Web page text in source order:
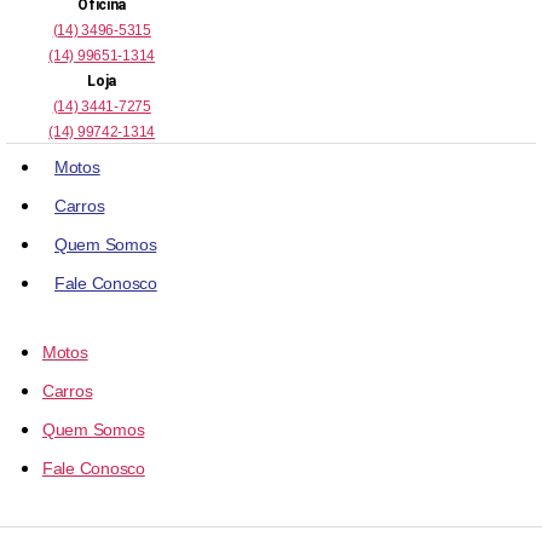
Oficina
(14) 3496-5315
(14) 99651-1314
Loja
(14) 3441-7275
(14) 99742-1314
Motos
Carros
Quem Somos
Fale Conosco
Motos
Carros
Quem Somos
Fale Conosco